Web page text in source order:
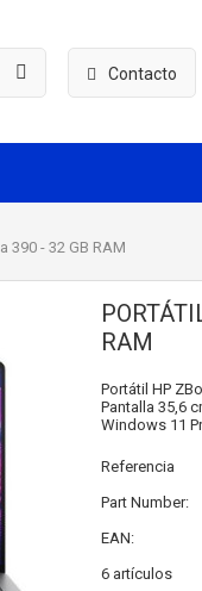
Contacto
390 - 32 GB RAM
RAM
Portátil HP
Pantalla 35,6
Windows 11
Referencia
Part Number:
EAN:
6 artículos